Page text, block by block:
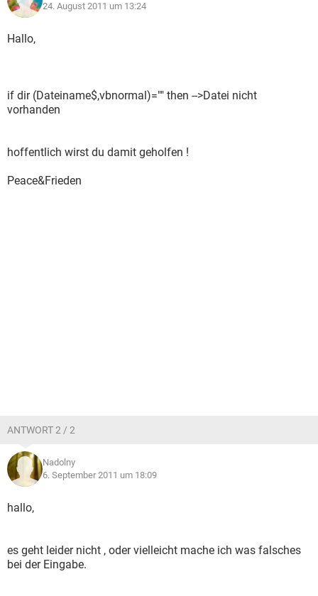
24. August 2011 um 13:24
Hallo,
if dir (Dateiname$,vbnormal)="" then -->Datei nicht
vorhanden
hoffentlich wirst du damit geholfen !
Peace&Frieden
ANTWORT 2 / 2
Nadolny
6. September 2011 um 18:09
hallo,
es geht leider nicht , oder vielleicht mache ich was falsches
bei der Eingabe.